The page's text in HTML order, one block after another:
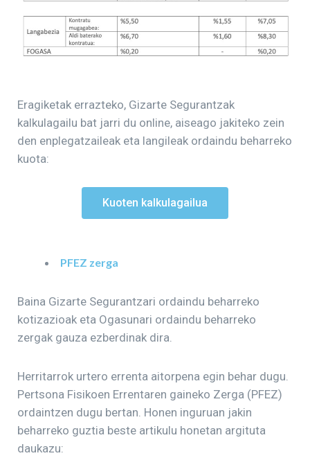
Eragiketak errazteko, Gizarte Segurantzak
kalkulagailu bat jarri du online, aiseago jakiteko zein
den enplegatzaileak eta langileak ordaindu beharreko
kuota:
Kuoten kalkulagailua
PFEZ zerga
Baina Gizarte Segurantzari ordaindu beharreko
kotizazioak eta Ogasunari ordaindu beharreko
zergak gauza ezberdinak dira.
Herritarrok urtero errenta aitorpena egin behar dugu.
Pertsona Fisikoen Errentaren gaineko Zerga (PFEZ)
ordaintzen dugu bertan. Honen inguruan jakin
beharreko guztia beste artikulu honetan argituta
daukazu: